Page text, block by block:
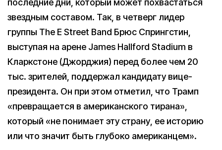
последние дни, который может похвастаться
звездным составом. Так, в четверг лидер
группы The E Street Band Брюс Спрингстин,
выступая на арене James Hallford Stadium в
Кларкстоне (Джорджия) перед более чем 20
тыс. зрителей, поддержал кандидату вице-
президента. Он при этом отметил, что Трамп
«превращается в американского тирана»,
который «не понимает эту страну, ее историю
или что значит быть глубоко американцем».